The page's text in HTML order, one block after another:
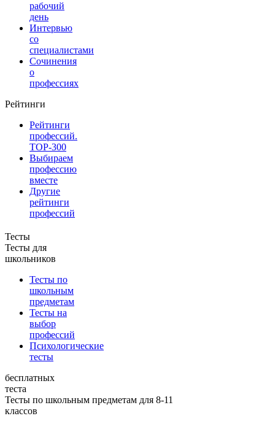
рабочий
день
Интервью
со
специалистами
Сочинения
о
профессиях
Рейтинги
Рейтинги
профессий.
TOP-300
Выбираем
профессию
вместе
Другие
рейтинги
профессий
Тесты
Тесты для
школьников
Тесты по
школьным
предметам
Тесты на
выбор
профессий
Психологические
тесты
бесплатных
теста
Тесты по школьным предметам для 8-11
классов